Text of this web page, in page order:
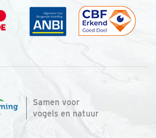
Samen voor
vogels en natuur